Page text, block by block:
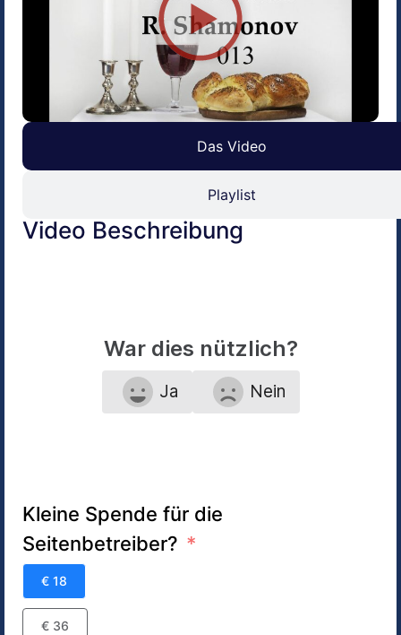
Das Video
Playlist
Video Beschreibung
War dies nützlich?
Ja Nein
Kleine Spende für die
Seitenbetreiber?
€ 18
€ 36